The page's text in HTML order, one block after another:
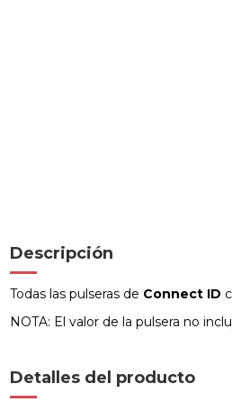
Descripción
Todas las pulseras de Connect ID
NOTA: El valor de la pulsera no
Detalles del producto